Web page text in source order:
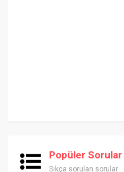
Popüler Sorular
Sıkça sorulan sorular